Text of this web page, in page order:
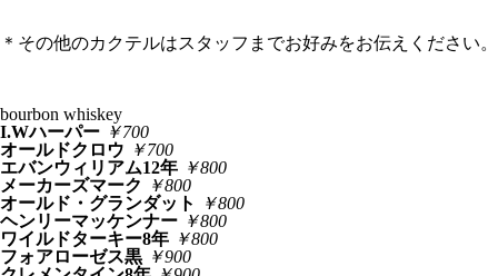
＊その他のカクテルはスタッフまでお好みをお伝えください。
bourbon whiskey
I.Wハーパー ￥700
オールドクロウ ￥700
エバンウィリアム12年 ￥800
メーカーズマーク
￥800
オールド・グランダット
￥800
ヘンリーマッケンナー ￥800
ワイルドターキー8年 ￥800
フォアローゼス黒 ￥900